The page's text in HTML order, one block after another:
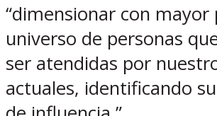
“dimensionar con mayor
universo de personas
ser atendidas por
actuales, identificando